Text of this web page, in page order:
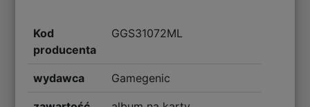
Kod
producenta
GGS31072ML
wydawca Gamegenic